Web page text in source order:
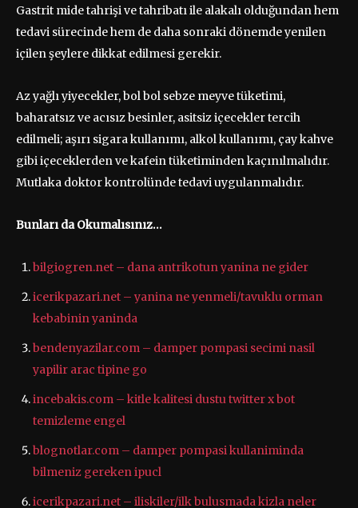
Gastrit mide tahrişi ve tahribatı ile alakalı olduğundan hem
tedavi sürecinde hem de daha sonraki dönemde yenilen
içilen şeylere dikkat edilmesi gerekir.
Az yağlı yiyecekler, bol bol sebze meyve tüketimi,
baharatsız ve acısız besinler, asitsiz içecekler tercih
edilmeli; aşırı sigara kullanımı, alkol kullanımı, çay kahve
gibi içeceklerden ve kafein tüketiminden kaçınılmalıdır.
Mutlaka doktor kontrolünde tedavi uygulanmalıdır.
Bunları da Okumalısınız…
bilgiogren.net – dana antrikotun yanina ne gider
icerikpazari.net – yanina ne yenmeli/tavuklu orman
kebabinin yaninda
bendenyazilar.com – damper pompasi secimi nasil
yapilir arac tipine go
incebakis.com – kitle kalitesi dustu twitter x bot
temizleme engel
blognotlar.com – damper pompasi kullaniminda
bilmeniz gereken ipucl
icerikpazari.net – iliskiler/ilk bulusmada kizla neler